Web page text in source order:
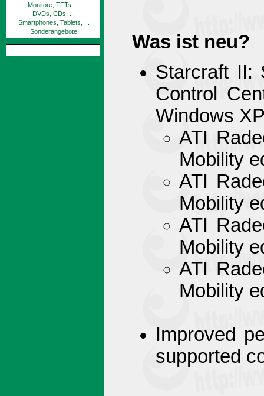
Monitore, TFTs, ...
DVDs, CDs, ...
Smartphones, Tablets, ...
Sonderangebote
Was ist neu?
Starcraft II:
Control
Windows
ATI
Mobility
ATI
Mobility
ATI
Mobility
ATI
Mobility
Improved
supported